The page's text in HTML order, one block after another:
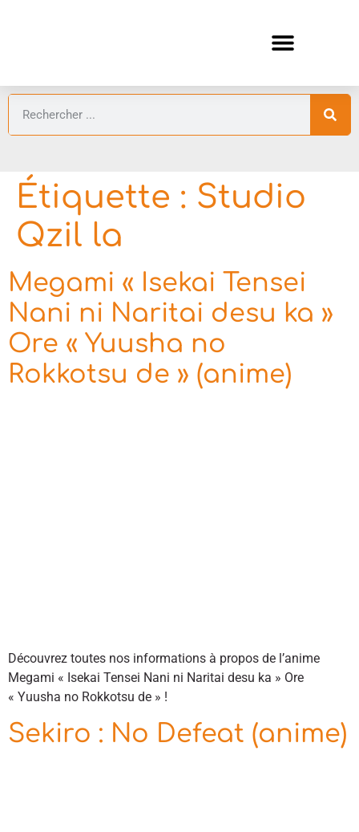
Étiquette : Studio
Qzil la
Megami « Isekai Tensei
Nani ni Naritai desu ka »
Ore « Yuusha no
Rokkotsu de » (anime)
Découvrez toutes nos informations à propos de l’anime
Megami « Isekai Tensei Nani ni Naritai desu ka » Ore
« Yuusha no Rokkotsu de » !
Sekiro : No Defeat (anime)